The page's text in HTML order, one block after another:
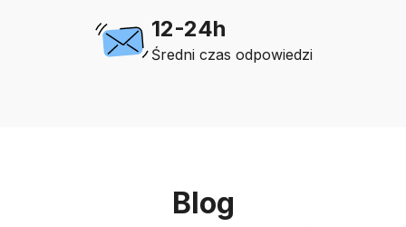
12-24h
Średni czas odpowiedzi
Blog